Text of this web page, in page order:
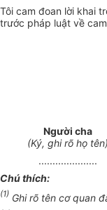
Tôi cam đoan lời khai
trước pháp luật về
Người cha
(Ký, ghi rõ họ tên)
.....................
Chú thích:
(1) Ghi rõ tên cơ quan